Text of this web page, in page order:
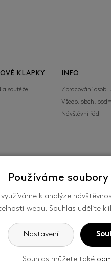
KLAPKY
soutěže
INFO
Zpracování osob.
Všeob. obch.
Návštěvní řád
festival filmů pro děti a mládež
cookies
Používáme
k analýze
webu. Souhlas udělíte
Nastavení
Souhlas můžete také